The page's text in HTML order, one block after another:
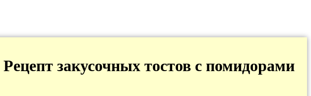
закусочных тостов с помидорами